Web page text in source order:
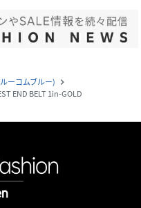
ーコムブルー) navigate_next
END BELT 1in-GOLD